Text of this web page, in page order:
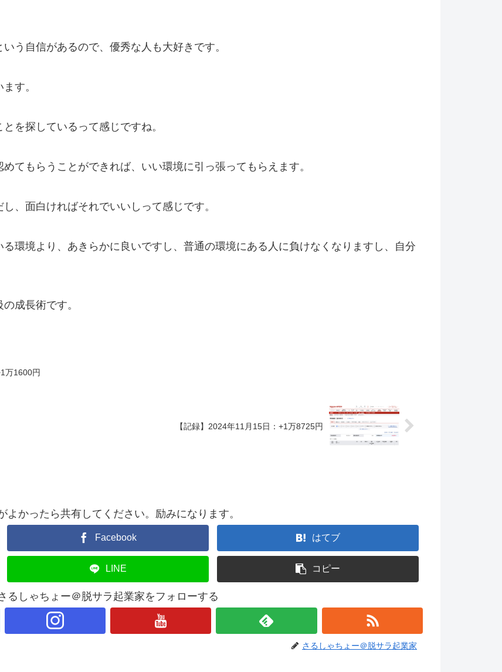
う自信があるので、優秀な人も大好きです。
す。
を探しているって感じですね。
てもらうことができれば、いい環境に引っ張ってもらえます。
、面白ければそれでいいしって感じです。
環境より、あきらかに良いですし、普通の環境にある人に負けなくなりますし、自分
成長術です。
万1600円
【記録】2024年11月15日：+1万8725円
よかったら共有してください。励みになります。
Facebook はてブ
LINE コピー
るしゃちょー＠脱サラ起業家をフォローする
さるしゃちょー＠脱サラ起業家